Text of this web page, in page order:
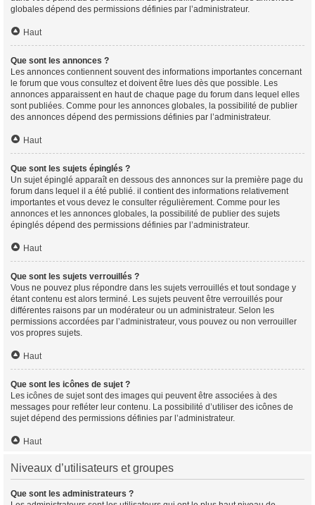
globales dépend des permissions définies par l’administrateur.
Haut
Que sont les annonces ?
Les annonces contiennent souvent des informations importantes concernant
le forum que vous consultez et doivent être lues dès que possible. Les
annonces apparaissent en haut de chaque page du forum dans lequel elles
sont publiées. Comme pour les annonces globales, la possibilité de publier
des annonces dépend des permissions définies par l’administrateur.
Haut
Que sont les sujets épinglés ?
Un sujet épinglé apparaît en dessous des annonces sur la première page du
forum dans lequel il a été publié. il contient des informations relativement
importantes et vous devez le consulter régulièrement. Comme pour les
annonces et les annonces globales, la possibilité de publier des sujets
épinglés dépend des permissions définies par l’administrateur.
Haut
Que sont les sujets verrouillés ?
Vous ne pouvez plus répondre dans les sujets verrouillés et tout sondage y
étant contenu est alors terminé. Les sujets peuvent être verrouillés pour
différentes raisons par un modérateur ou un administrateur. Selon les
permissions accordées par l’administrateur, vous pouvez ou non verrouiller
vos propres sujets.
Haut
Que sont les icônes de sujet ?
Les icônes de sujet sont des images qui peuvent être associées à des
messages pour refléter leur contenu. La possibilité d’utiliser des icônes de
sujet dépend des permissions définies par l’administrateur.
Haut
Niveaux d’utilisateurs et groupes
Que sont les administrateurs ?